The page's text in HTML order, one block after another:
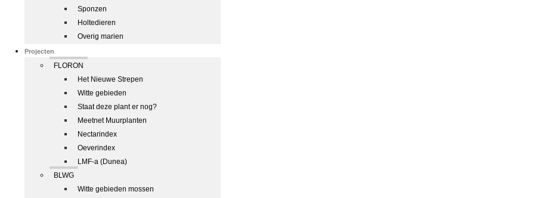
Sponzen
Holtedieren
Overig marien
Projecten
FLORON
Het Nieuwe Strepen
Witte gebieden
Staat deze plant er nog?
Meetnet Muurplanten
Nectarindex
Oeverindex
LMF-a (Dunea)
BLWG
Witte gebieden mossen